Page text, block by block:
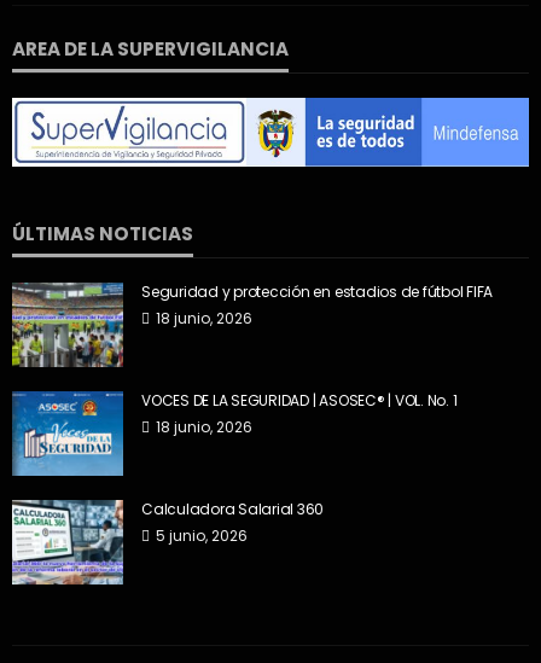
AREA DE LA SUPERVIGILANCIA
ÚLTIMAS NOTICIAS
Seguridad y protección en estadios de fútbol FIFA
18 junio, 2026
VOCES DE LA SEGURIDAD | ASOSEC® | VOL. No. 1
18 junio, 2026
Calculadora Salarial 360
5 junio, 2026